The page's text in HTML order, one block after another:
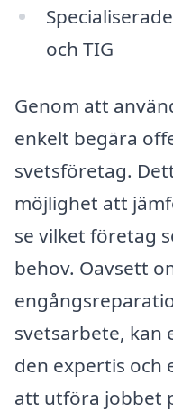
och TIG
Genom att
enkelt begära
svetsföretag.
möjlighet att
se vilket företag
behov. Oavsett
svetsarbete, kan
den expertis och
att utföra jobbet